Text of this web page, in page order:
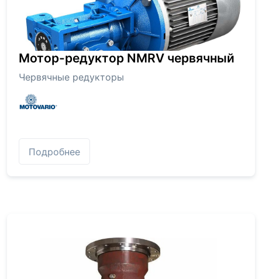
Мотор-редуктор NMRV червячный
Червячные редукторы
Подробнее